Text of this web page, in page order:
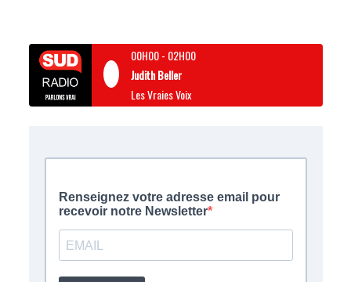
00H00- 02H00
Judith Beller
Les Vraies Voix